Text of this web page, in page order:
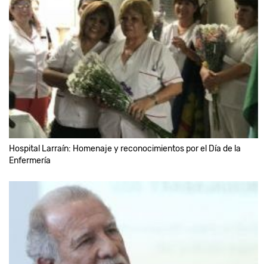
Hospital Larraín: Homenaje y reconocimientos por el Día de la
Enfermería